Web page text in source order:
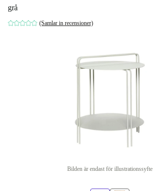
grå
(Samlar in recensioner)
Bilden är endast för illustrationssyfte